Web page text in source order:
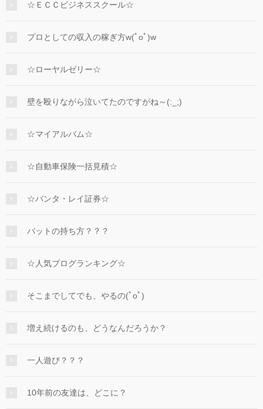
☆ＥＣＣビジネススクール☆
プロとしての収入の稼ぎ方w(ﾟoﾟ)w
☆ローヤルゼリー☆
壁を殴りながら泣いてたのですがね～(:_;)
☆マイアルバム☆
☆自動車保険一括見積☆
☆バンタ・レイ証券☆
バットの持ち方？？？
☆人気ブログランキング☆
そこまでしてでも、やるの(ﾟoﾟ)
増え続けるのも、どうなんだろうか？
一人遊び？？？
10年前の友達は、どこに？